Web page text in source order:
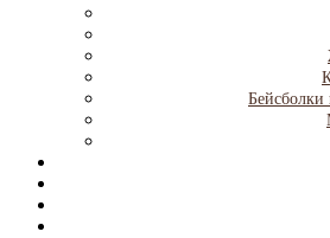
Бейсболки